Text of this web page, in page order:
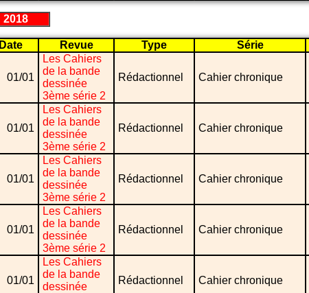
2018
Date Revue Type Série
01/01
Les Cahiers
de la bande
dessinée
3ème série 2
Rédactionnel Cahier chronique
01/01
Les Cahiers
de la bande
dessinée
3ème série 2
Rédactionnel Cahier chronique
01/01
Les Cahiers
de la bande
dessinée
3ème série 2
Rédactionnel Cahier chronique
01/01
Les Cahiers
de la bande
dessinée
3ème série 2
Rédactionnel Cahier chronique
01/01
Les Cahiers
de la bande
dessinée
Rédactionnel Cahier chronique